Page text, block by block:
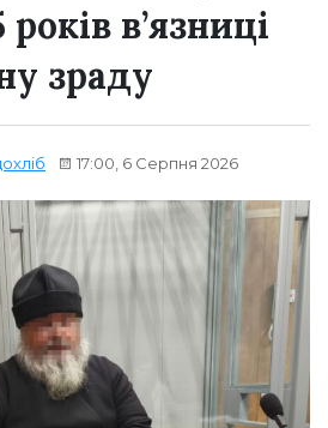
в’язниці
зраду
17:00, 6 Серпня 2026